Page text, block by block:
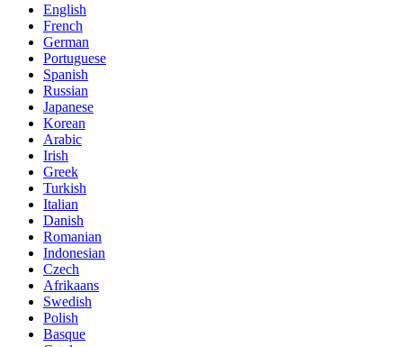
English
French
German
Portuguese
Spanish
Russian
Japanese
Korean
Arabic
Irish
Greek
Turkish
Italian
Danish
Romanian
Indonesian
Czech
Afrikaans
Swedish
Polish
Basque